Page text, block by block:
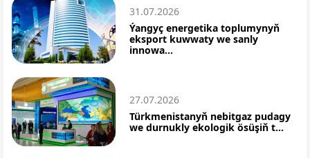
31.07.2026
Ýangyç energetika toplumynyň
eksport kuwwaty we sanly
innowa...
27.07.2026
Türkmenistanyň nebitgaz pudagy
we durnukly ekologik ösüşiň t...